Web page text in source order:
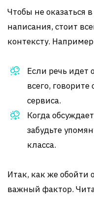
Чтобы не оказаться
написания, стоит
контексту.
Если речь идет
всего, говорите
сервиса.
Когда
забудьте
класса.
Итак, как же обойти
важный фактор.